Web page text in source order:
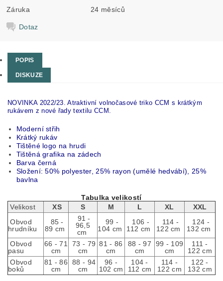
Záruka 24 měsíců
Dotaz
POPIS
DISKUZE
NOVINKA 2022/23. Atraktivní volnočasové triko CCM s krátkým
rukávem z nové řady textilu CCM.
Moderní střih
Krátký rukáv
Tištěné logo na hrudi
Tištěná grafika na zádech
Barva černá
Složení: 50% polyester, 25% rayon (umělé hedvábí), 25%
bavlna
Tabulka velikostí
Velikost
XS S M L XL
XXL
Obvod
hrudníku
85 -
89 cm
91 -
96,5
cm
99 -
104 cm
106 -
112 cm
114 -
122 cm
124 -
132 cm
Obvod
pasu
66 - 71
cm
73 - 79
cm
81 - 86
cm
88 - 97
cm
99 - 109
cm
111 -
122 cm
Obvod
boků
81 - 86
cm
88 - 94
cm
96 -
102 cm
104 -
112 cm
114 -
122 cm
122 -
132 cm